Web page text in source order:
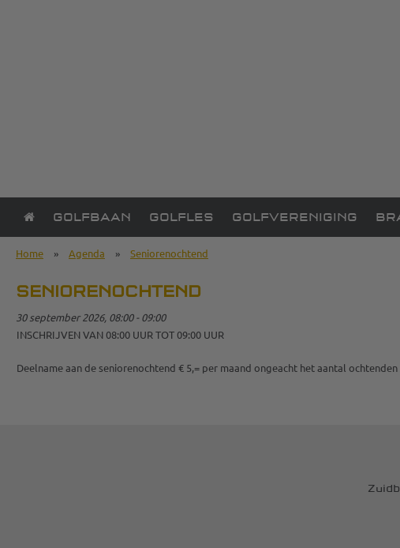
GOLFBAAN GOLFLES GOLFVERENIGING
Home » Agenda » Seniorenochtend
SENIORENOCHTEND
30 september 2026, 08:00 - 09:00
INSCHRIJVEN VAN 08:00 UUR TOT 09:00 UUR
Deelname aan de seniorenochtend € 5,= per maand ongeacht het aantal